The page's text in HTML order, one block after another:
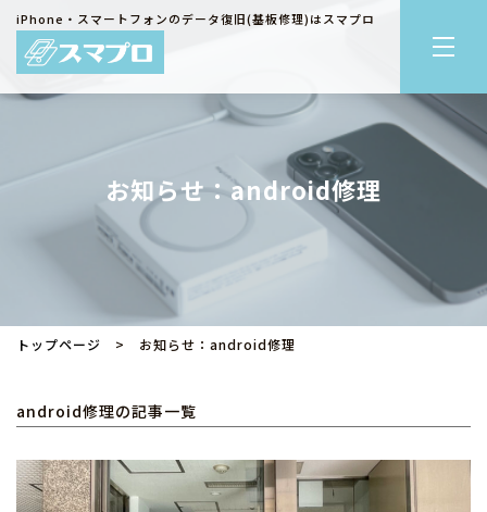
iPhone・スマートフォンのデータ復旧(基板修理)はスマプロ
お知らせ：android修理
トップページ > お知らせ：android修理
android修理の記事一覧